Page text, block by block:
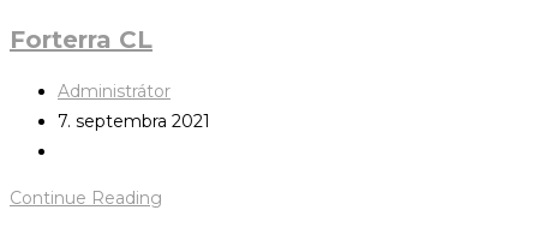
Forterra CL
Administrátor
7. septembra 2021
Continue Reading